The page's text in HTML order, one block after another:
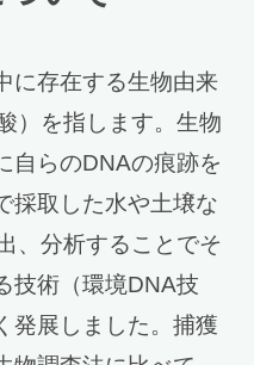
に存在する生物由来
）を指します。生物
自らのDNAの痕跡を
採取した水や土壌な
、分析することでそ
技術（環境DNA技
発展しました。捕獲